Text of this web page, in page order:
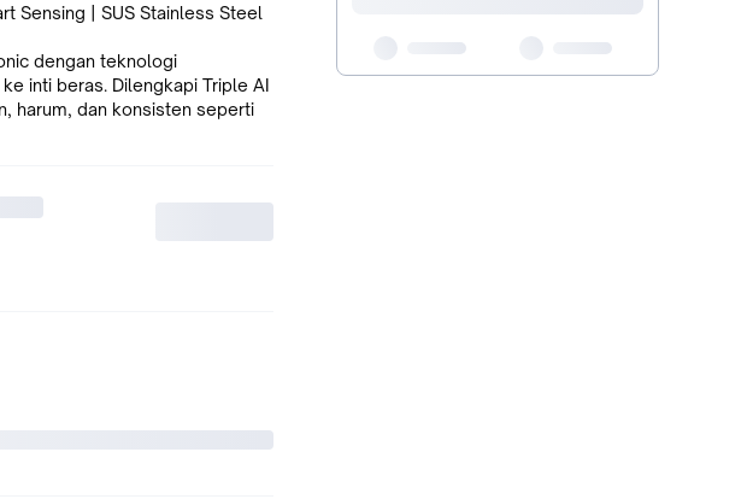
Sensing | SUS Stainless Steel
dengan teknologi
inti beras. Dilengkapi Triple AI
harum, dan konsisten seperti
panas & metode masak secara
Pot (Zero Coating) – Lebih
pot tetap aman meski suhu
– Mudah digunakan untuk